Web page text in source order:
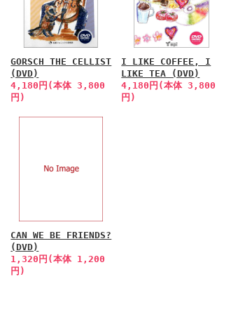
GORSCH THE CELLIST
(DVD)
4,180円(本体 3,800
円)
I LIKE COFFEE, I
LIKE TEA (DVD)
4,180円(本体 3,800
円)
CAN WE BE FRIENDS?
(DVD)
1,320円(本体 1,200
円)